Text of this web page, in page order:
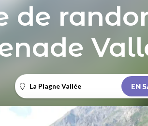
de
La Plagne Vallée EN